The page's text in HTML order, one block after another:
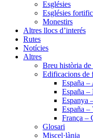
Esglésies
Esglésies
Monestirs
Altres llocs d’interés
Rutes
Notícies
Altres
Breu història de
Edificacions de
España –
España –
Espanya
España
França –
Glosari
Miscel·lània